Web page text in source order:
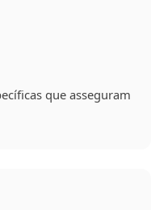
que asseguram